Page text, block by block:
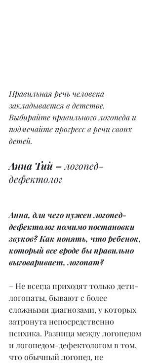
Правильная речь человека
закладывается в детстве.
Выбирайте правильного логопеда и
подмечайте прогресс в речи своих
детей.
Анна Тий – логопед-
дефектолог
Анна, для чего нужен логопед-
дефектолог помимо постановки
звуков? Как понять, что ребенок,
который все вроде бы правильно
выговаривает, логопат?
– Не всегда приходят только дети-
логопаты, бывают с более
сложными диагнозами, у которых
затронута непосредственно
психика. Разница между логопедом
и логопедом-дефектологом в том,
что обычный логопед, не